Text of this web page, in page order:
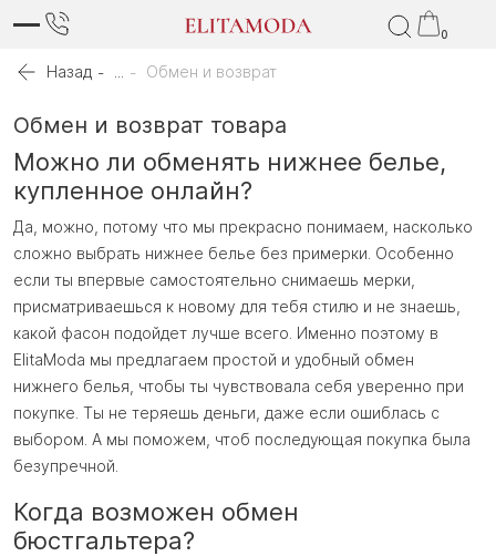
0
Назад Обмен и возврат
Обмен и возврат товара
Можно ли обменять нижнее белье,
купленное онлайн?
Да, можно, потому что мы прекрасно понимаем, насколько
сложно выбрать нижнее белье без примерки. Особенно
если ты впервые самостоятельно снимаешь мерки,
присматриваешься к новому для тебя стилю и не знаешь,
какой фасон подойдет лучше всего. Именно поэтому в
ElitaModa мы предлагаем простой и удобный обмен
нижнего белья, чтобы ты чувствовала себя уверенно при
покупке. Ты не теряешь деньги, даже если ошиблась с
выбором. А мы поможем, чтоб последующая покупка была
безупречной.
Когда возможен обмен
бюстгальтера?